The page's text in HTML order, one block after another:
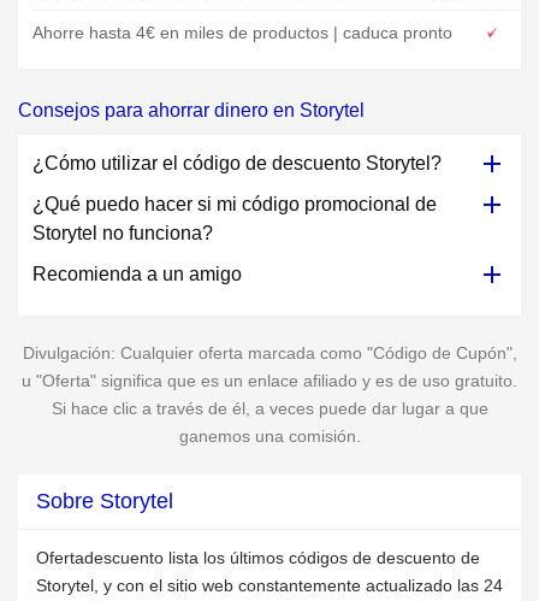
Ahorre hasta 4€ en miles de productos | caduca pronto
Consejos para ahorrar dinero en Storytel
¿Cómo utilizar el código de descuento Storytel?
¿Qué puedo hacer si mi código promocional de
Storytel no funciona?
Recomienda a un amigo
Divulgación: Cualquier oferta marcada como "Código de Cupón",
u "Oferta" significa que es un enlace afiliado y es de uso gratuito.
Si hace clic a través de él, a veces puede dar lugar a que
ganemos una comisión.
Sobre Storytel
Ofertadescuento lista los últimos códigos de descuento de
Storytel, y con el sitio web constantemente actualizado las 24